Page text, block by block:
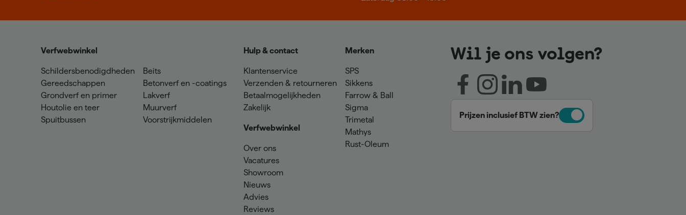
Verfwebwinkel
Schildersbenodigdheden
Gereedschappen
Grondverf en primer
Houtolie en teer
Spuitbussen
Beits
Betonverf en -coatings
Lakverf
Muurverf
Voorstrijkmiddelen
Hulp & contact
Klantenservice
Verzenden & retourneren
Betaalmogelijkheden
Zakelijk
Verfwebwinkel
Over ons
Vacatures
Showroom
Nieuws
Advies
Reviews
Merken
SPS
Sikkens
Farrow & Ball
Sigma
Trimetal
Mathys
Rust-Oleum
Wil je ons volgen?
Prijzen inclusief BTW zien?